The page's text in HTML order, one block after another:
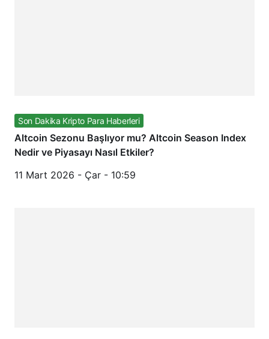
Son Dakika Kripto Para Haberleri
Altcoin Sezonu Başlıyor mu? Altcoin Season Index
Nedir ve Piyasayı Nasıl Etkiler?
11 Mart 2026 - Çar - 10:59